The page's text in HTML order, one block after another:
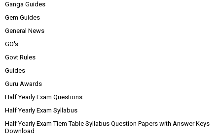
Ganga Guides
Gem Guides
General News
GO's
Govt Rules
Guides
Guru Awards
Half Yearly Exam Questions
Half Yearly Exam Syllabus
Half Yearly Exam Tiem Table Syllabus Question Papers with Answer Keys
Download